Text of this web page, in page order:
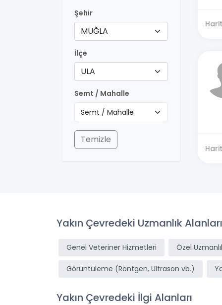
Şehir
MUĞLA
İlçe
ULA
Semt / Mahalle
Temizle
Yakın Çevredeki Uzmanlık Alanları
Genel Veteriner Hizmetleri Özel
Görüntüleme (Röntgen, Ultrason vb.)
Yakın Çevredeki İlgi Alanları